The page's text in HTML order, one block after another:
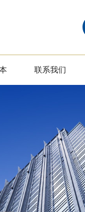
联系我们